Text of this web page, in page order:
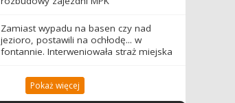
Zamiast wypadu na basen czy nad
jezioro, postawili na ochłodę... w
fontannie. Interweniowała straż miejska
Pokaż więcej